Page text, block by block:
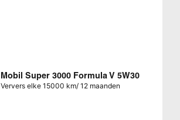
Mobil Super 3000 Formula V 5W30
Ververs elke 15000 km/ 12 maanden